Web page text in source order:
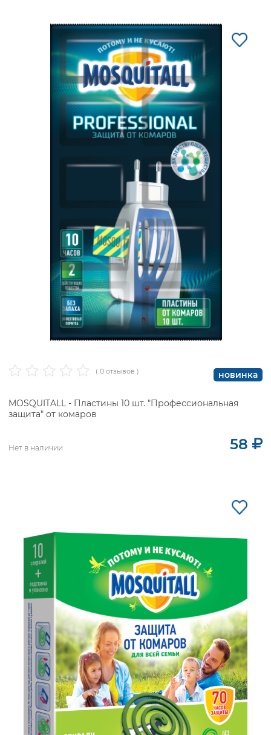
( 0 отзывов ) новинка
MOSQUITALL - Пластины 10 шт. "Профессиональная
защита" от комаров
Нет в наличии 58